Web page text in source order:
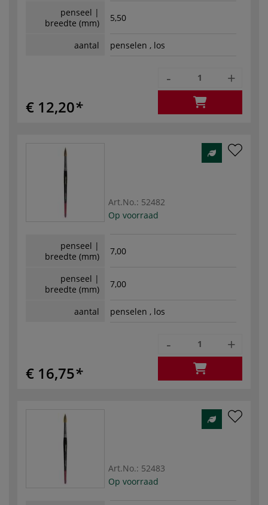
penseel |
breedte (mm)
5,50
aantal penselen , los
€ 12,20
- +
Art.No.: 52482
Op voorraad
penseel |
breedte (mm)
7,00
penseel |
breedte (mm)
7,00
aantal penselen , los
€ 16,75
- +
Art.No.: 52483
Op voorraad